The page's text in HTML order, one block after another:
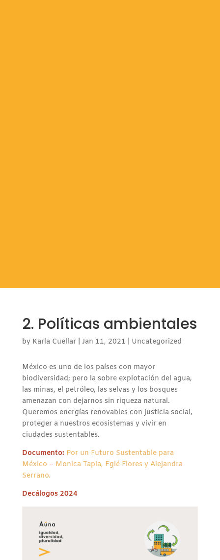
2. Políticas ambientales
by Karla Cuellar Jan 11, 2021 Uncategorized
México es uno de los países con mayor
biodiversidad; pero la sobre explotación del agua,
las minas, el petróleo, las selvas y los bosques
amenazan con dejarnos sin riqueza natural.
Queremos energías renovables con justicia social,
proteger a nuestros ecosistemas y vivir en
ciudades sustentables.
Documento: Por un Futuro Sustentable para
México – Monica Tapia, Eglé Flores y Alejandra
Serrano.
Decálogos 2024